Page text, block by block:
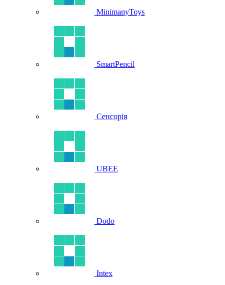
MinimanyToys
SmartPencil
Сенсорія
UBEE
Dodo
Intex